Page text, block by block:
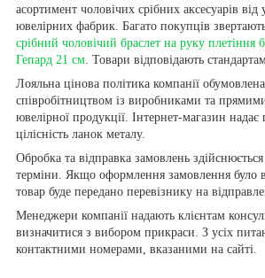
асортимент чоловічих срібних аксесуарів від
ювелірних фабрик. Багато покупців
срібний чоловічий браслет на руку плетіння
Гепард 21 см . Товари відповідають
Лояльна цінова політика компанії
співробітництвом із виробниками та
ювелірної продукції. Інтернет-магазин надає
цілісність ланок металу.
Обробка та відправка замовлень здійснюється
терміни. Якщо оформлення замовлення було
товар буде передано перевізнику на
Менеджери компанії надають клієнтам
визначитися з вибором прикраси. З усіх
контактними номерами, вказаними на сайті.